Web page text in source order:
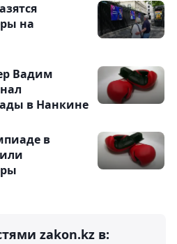
на
Вадим
в Нанкине
в
zakon.kz в: